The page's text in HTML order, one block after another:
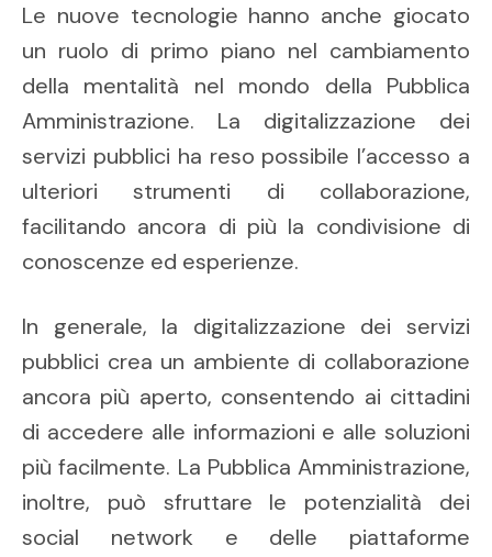
Le nuove tecnologie hanno anche giocato
un ruolo di primo piano nel cambiamento
della mentalità nel mondo della Pubblica
Amministrazione. La digitalizzazione dei
servizi pubblici ha reso possibile l’accesso a
ulteriori strumenti di collaborazione,
facilitando ancora di più la condivisione di
conoscenze ed esperienze.
In generale, la digitalizzazione dei servizi
pubblici crea un ambiente di collaborazione
ancora più aperto, consentendo ai cittadini
di accedere alle informazioni e alle soluzioni
più facilmente. La Pubblica Amministrazione,
inoltre, può sfruttare le potenzialità dei
social network e delle piattaforme